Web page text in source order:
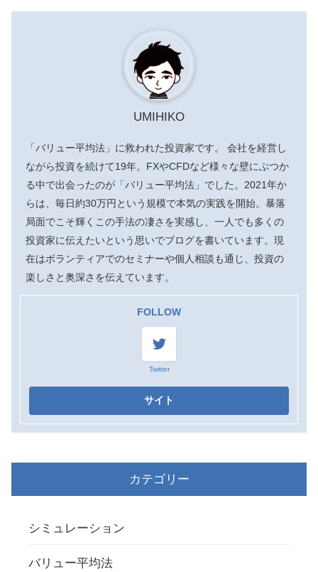
UMIHIKO
「バリュー平均法」に救われた投資家です。 会社を経営し
ながら投資を続けて19年。FXやCFDなど様々な壁にぶつか
る中で出会ったのが「バリュー平均法」でした。2021年か
らは、毎日約30万円という規模で本気の実践を開始。暴落
局面でこそ輝くこの手法の凄さを実感し、一人でも多くの
投資家に伝えたいという思いでブログを書いています。現
在はボランティアでのセミナーや個人相談も通じ、投資の
楽しさと奥深さを伝えています。
FOLLOW
Twitter
カテゴリー
シミュレーション
バリュー平均法